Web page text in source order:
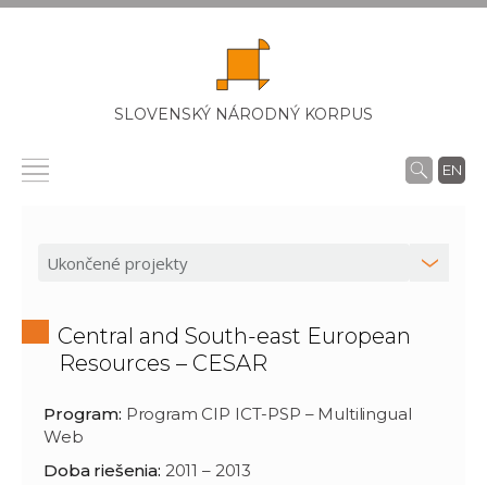
SLOVENSKÝ NÁRODNÝ KORPUS
EN
Central and South-east European
Resources – CESAR
Program: Program CIP ICT-PSP – Multilingual
Web
Doba riešenia: 2011 – 2013